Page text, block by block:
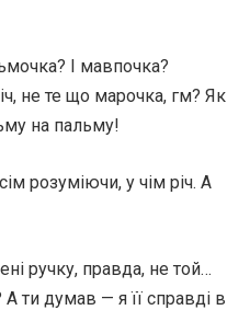
І мавпочка?
не те що марочка, гм? Як
на пальму!
розуміючи, у чім річ. А
ручку, правда, не той…
ти думав — я її справді в